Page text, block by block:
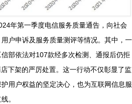
年第一季度电信服务质量通告，向社会
户申诉及服务质量测评等情况。其中，一
部依法对107款经多次检测、通报后仍拒
下架的严厉处置。这一行动不仅彰显了监
用户权益的坚定决心，也为互联网信息服
。